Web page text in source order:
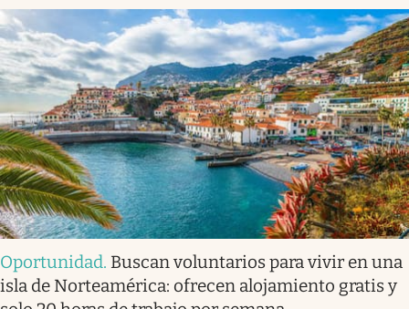
Oportunidad. Buscan voluntarios para vivir en una
isla de Norteamérica: ofrecen alojamiento gratis y